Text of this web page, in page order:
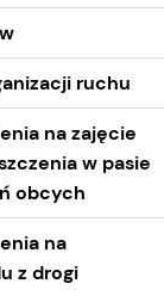
ruchu
na zajęcie
w pasie
obcych
na
z drogi